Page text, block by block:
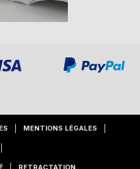
MENTIONS LÉGALES
RETRACTATION